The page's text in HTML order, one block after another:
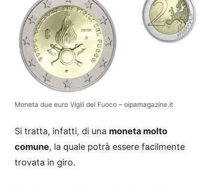
Moneta due euro Vigili del Fuoco – oipamagazine.it
Si tratta, infatti, di una moneta molto
comune, la quale potrà essere facilmente
trovata in giro.